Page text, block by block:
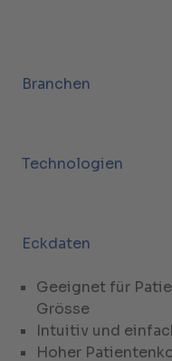
Branchen
Technologien
Eckdaten
Geeignet für
Grösse
Intuitiv und
Hoher